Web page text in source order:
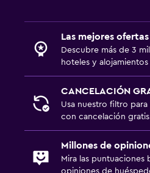
Las mejores
Descubre más de 3
hoteles y
CANCELACIÓN
Usa nuestro filtro
con cancelación
Millones de
Mira las puntuaciones
opiniones de